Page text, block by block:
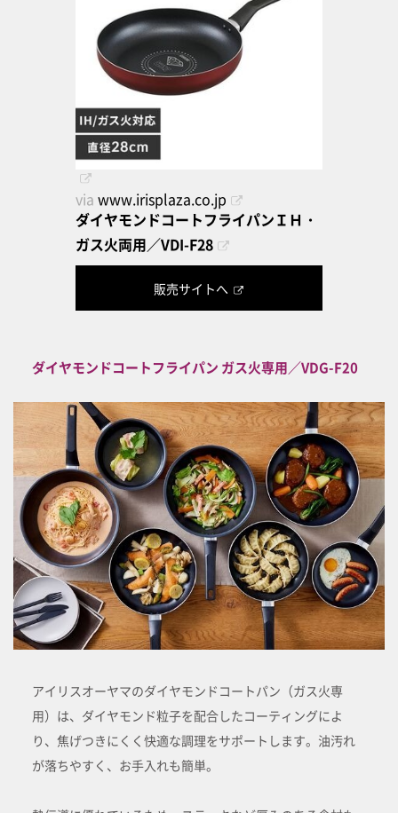
via www.irisplaza.co.jp
ダイヤモンドコートフライパンＩＨ・
ガス火両用／VDI-F28
販売サイトへ
ダイヤモンドコートフライパン ガス火専用／VDG-F20
アイリスオーヤマのダイヤモンドコートパン（ガス火専
用）は、ダイヤモンド粒子を配合したコーティングによ
り、焦げつきにくく快適な調理をサポートします。油汚れ
が落ちやすく、お手入れも簡単。